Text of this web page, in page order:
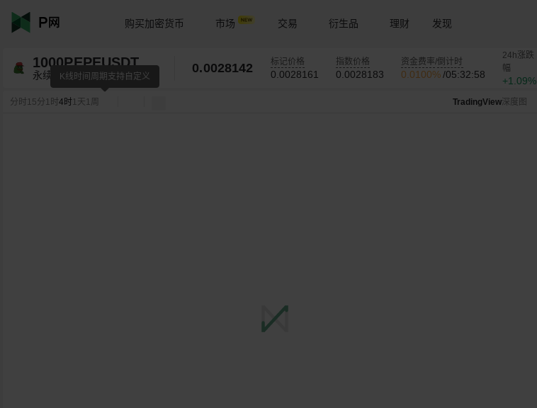
购买加密货币 市场 交易 衍生品 理财 发现
1000PEPEUSDT
永续 0.0028142 标记价格
0.0028161
指数价格
0.0028183
资金费率/倒计时
0.0100% /05:32:58
24h涨跌
幅
+1.09%
分时15分1时4时1天1周 TradingView深度图
K线时间周期支持自定义